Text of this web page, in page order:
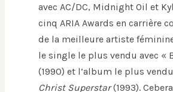
avec AC/DC, Midnight Oil et
cinq ARIA Awards en carrière
de la meilleure artiste
le single le plus vendu avec «
(1990) et l’album le plus
Christ Superstar(1993).